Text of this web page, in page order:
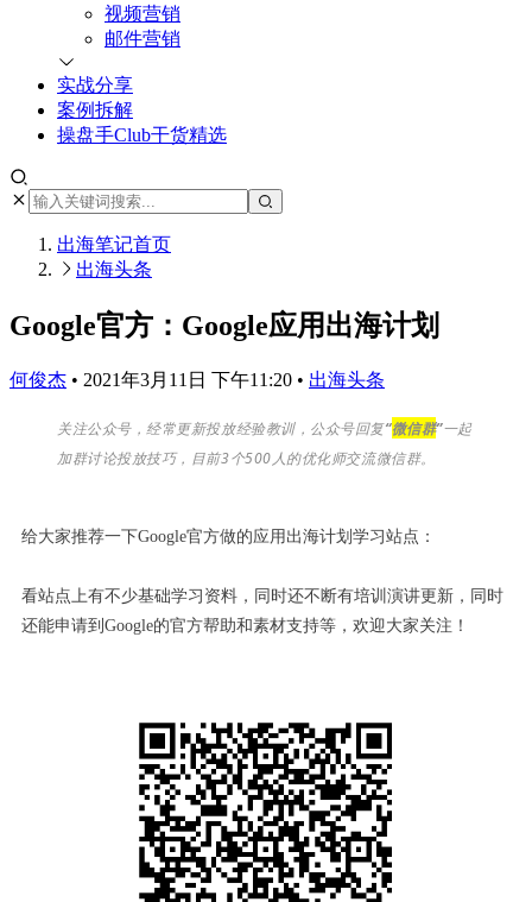
视频营销
邮件营销
实战分享
案例拆解
操盘手Club干货精选
出海笔记首页
出海头条
Google官方：Google应用出海计划
何俊杰 • 2021年3月11日 下午11:20 • 出海头条
关注公众号，经常更新投放经验教训，公众号回复“微信群”一起
加群讨论投放技巧，目前3个500人的优化师交流微信群。
给大家推荐一下Google官方做的应用出海计划学习站点：
看站点上有不少基础学习资料，同时还不断有培训演讲更新，同时
还能申请到Google的官方帮助和素材支持等，欢迎大家关注！